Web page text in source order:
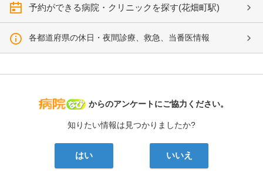
予約ができる病院・クリニックを探す(花畑町駅)
各都道府県の休日・夜間診療、救急、当番医情報
病院なび
からのアンケートにご協力ください。
知りたい情報は見つかりましたか?
はい いいえ